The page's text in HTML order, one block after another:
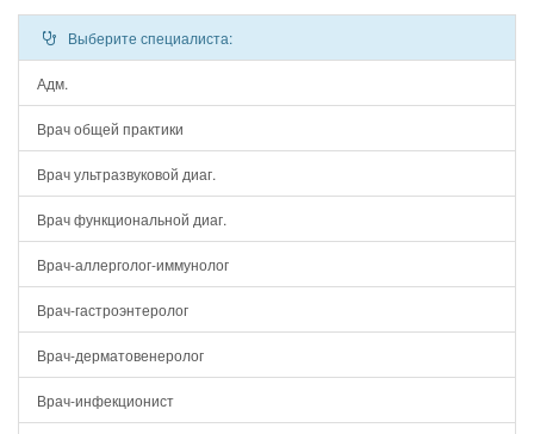
Выберите специалиста:
Адм.
Врач общей практики
Врач ультразвуковой диаг.
Врач функциональной диаг.
Врач-аллерголог-иммунолог
Врач-гастроэнтеролог
Врач-дерматовенеролог
Врач-инфекционист